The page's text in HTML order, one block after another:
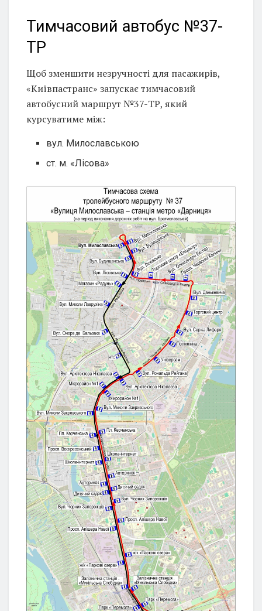
Тимчасовий автобус №37-
ТР
Щоб зменшити незручності для пасажирів,
«Київпастранс» запускає тимчасовий
автобусний маршрут №37-ТР, який
курсуватиме між:
вул. Милославською
ст. м. «Лісова»